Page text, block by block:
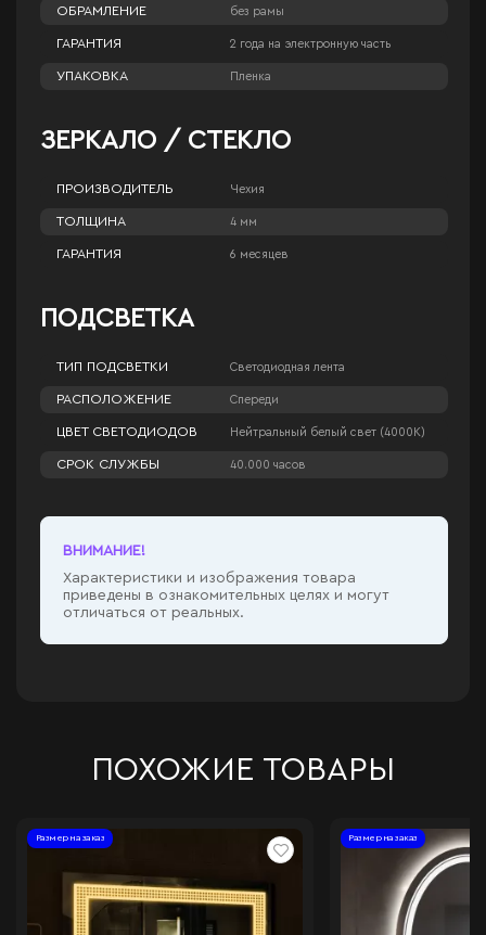
ОБРАМЛЕНИЕ без рамы
ГАРАНТИЯ 2 года на электронную часть
УПАКОВКА Пленка
ЗЕРКАЛО / СТЕКЛО
ПРОИЗВОДИТЕЛЬ Чехия
ТОЛЩИНА 4 мм
ГАРАНТИЯ 6 месяцев
ПОДСВЕТКА
ТИП ПОДСВЕТКИ Светодиодная лента
РАСПОЛОЖЕНИЕ Спереди
ЦВЕТ СВЕТОДИОДОВ Нейтральный белый свет (4000К)
СРОК СЛУЖБЫ 40.000 часов
ВНИМАНИЕ!
Характеристики и изображения товара
приведены в ознакомительных целях и могут
отличаться от реальных.
ПОХОЖИЕ ТОВАРЫ
Размер на заказ Размер на заказ